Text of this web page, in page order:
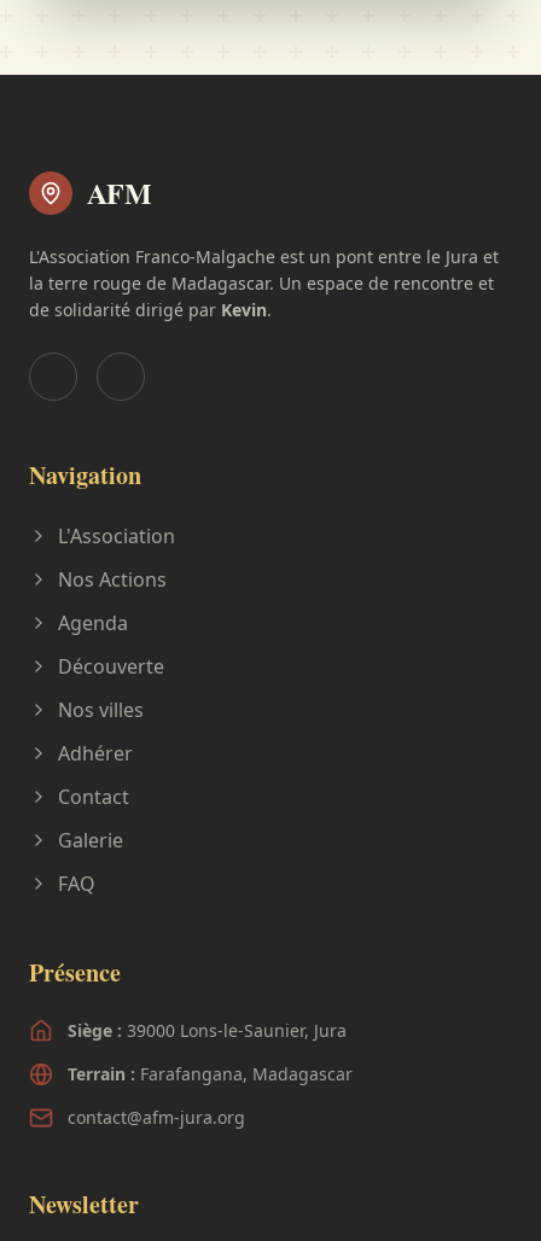
AFM
L'Association Franco-Malgache est un pont entre le Jura et
la terre rouge de Madagascar. Un espace de rencontre et
de solidarité dirigé par Kevin.
Navigation
L'Association
Nos Actions
Agenda
Découverte
Nos villes
Adhérer
Contact
Galerie
FAQ
Présence
Siège : 39000 Lons-le-Saunier, Jura
Terrain : Farafangana, Madagascar
contact@afm-jura.org
Newsletter